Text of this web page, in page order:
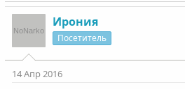
Ирония
Посетитель
14 Апр 2016